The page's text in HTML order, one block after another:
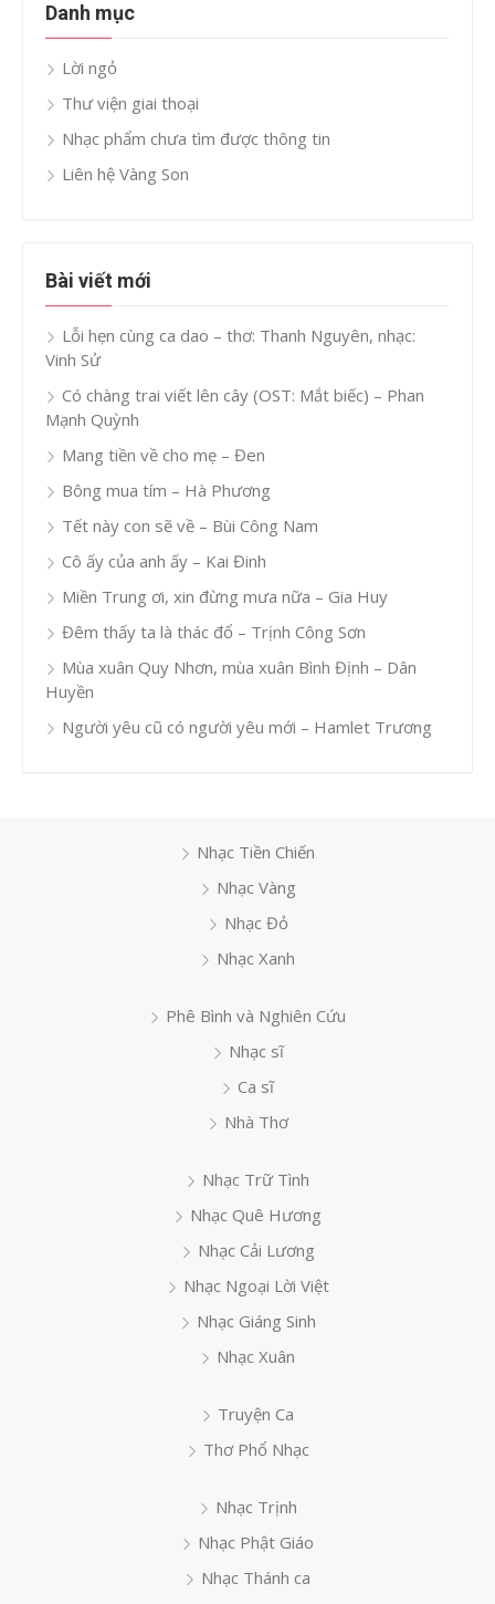
Danh mục
Lời ngỏ
Thư viện giai thoại
Nhạc phẩm chưa tìm được thông tin
Liên hệ Vàng Son
Bài viết mới
Lỗi hẹn cùng ca dao – thơ: Thanh Nguyên, nhạc:
Vinh Sử
Có chàng trai viết lên cây (OST: Mắt biếc) – Phan
Mạnh Quỳnh
Mang tiền về cho mẹ – Đen
Bông mua tím – Hà Phương
Tết này con sẽ về – Bùi Công Nam
Cô ấy của anh ấy – Kai Đinh
Miền Trung ơi, xin đừng mưa nữa – Gia Huy
Đêm thấy ta là thác đổ – Trịnh Công Sơn
Mùa xuân Quy Nhơn, mùa xuân Bình Định – Dân
Huyền
Người yêu cũ có người yêu mới – Hamlet Trương
Nhạc Tiền Chiến
Nhạc Vàng
Nhạc Đỏ
Nhạc Xanh
Phê Bình và Nghiên Cứu
Nhạc sĩ
Ca sĩ
Nhà Thơ
Nhạc Trữ Tình
Nhạc Quê Hương
Nhạc Cải Lương
Nhạc Ngoại Lời Việt
Nhạc Giáng Sinh
Nhạc Xuân
Truyện Ca
Thơ Phổ Nhạc
Nhạc Trịnh
Nhạc Phật Giáo
Nhạc Thánh ca